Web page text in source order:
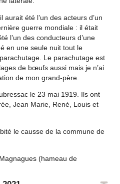
aurait été l’un des acteurs d’un
guerre mondiale : il était
l’un des conducteurs d’une
en une seule nuit tout le
Le parachutage est
de bœufs aussi mais je n’ai
de mon grand-père.
le 23 mai 1919. Ils ont
Jean Marie, René, Louis et
le causse de la commune de
(hameau de